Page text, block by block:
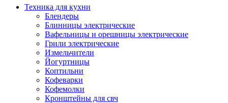
Техника для кухни
Блендеры
Блинницы электрические
Вафельницы и орешницы электрические
Грили электрические
Измельчители
Йогуртницы
Коптильни
Кофеварки
Кофемолки
Кронштейны для свч